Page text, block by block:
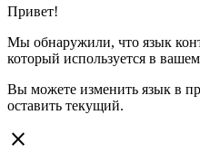
Привет!
Мы обнаружили, что язык
который используется в
Вы можете изменить язык в
оставить текущий.
close